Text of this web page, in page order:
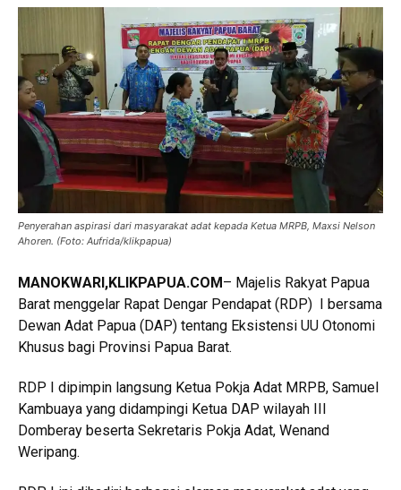
Penyerahan aspirasi dari masyarakat adat kepada Ketua MRPB, Maxsi Nelson
Ahoren. (Foto: Aufrida/klikpapua)
MANOKWARI,KLIKPAPUA.COM– Majelis Rakyat Papua
Barat menggelar Rapat Dengar Pendapat (RDP) I bersama
Dewan Adat Papua (DAP) tentang Eksistensi UU Otonomi
Khusus bagi Provinsi Papua Barat.
RDP I dipimpin langsung Ketua Pokja Adat MRPB, Samuel
Kambuaya yang didampingi Ketua DAP wilayah III
Domberay beserta Sekretaris Pokja Adat, Wenand
Weripang.